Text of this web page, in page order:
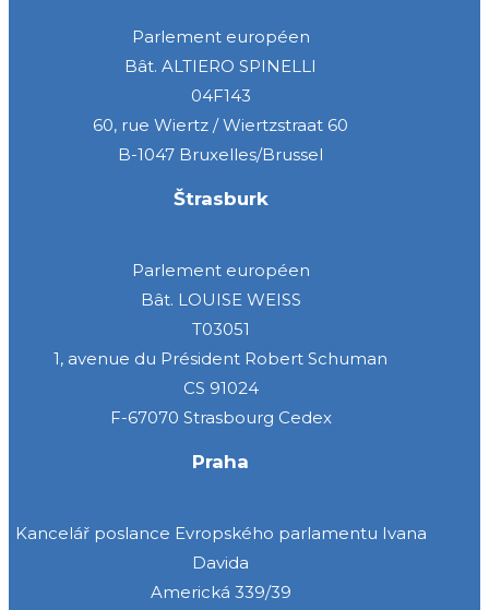
Parlement européen
Bât. ALTIERO SPINELLI
04F143
60, rue Wiertz / Wiertzstraat 60
B-1047 Bruxelles/Brussel
Štrasburk
Parlement européen
Bât. LOUISE WEISS
T03051
1, avenue du Président Robert Schuman
CS 91024
F-67070 Strasbourg Cedex
Praha
Kancelář poslance Evropského parlamentu Ivana
Davida
Americká 339/39